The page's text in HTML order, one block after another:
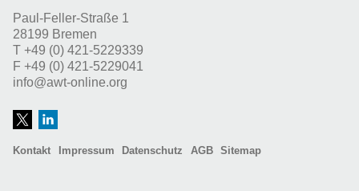
Paul-Feller-Straße 1
28199 Bremen
T +49 (0) 421-5229339
F +49 (0) 421-5229041
info@awt-online.org
Kontakt Impressum Datenschutz AGB Sitemap